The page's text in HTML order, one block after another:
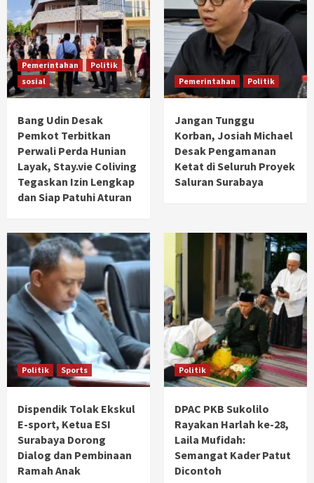
Pemerintahan
Politik
sosial
Bang Udin Desak
Pemkot Terbitkan
Perwali Perda Hunian
Layak, Stay.vie Coliving
Tegaskan Izin Lengkap
dan Siap Patuhi Aturan
Pemerintahan Politik
Jangan Tunggu
Korban, Josiah Michael
Desak Pengamanan
Ketat di Seluruh Proyek
Saluran Surabaya
Politik Sports
Dispendik Tolak Ekskul
E-sport, Ketua ESI
Surabaya Dorong
Dialog dan Pembinaan
Ramah Anak
Politik
DPAC PKB Sukolilo
Rayakan Harlah ke-28,
Laila Mufidah:
Semangat Kader Patut
Dicontoh